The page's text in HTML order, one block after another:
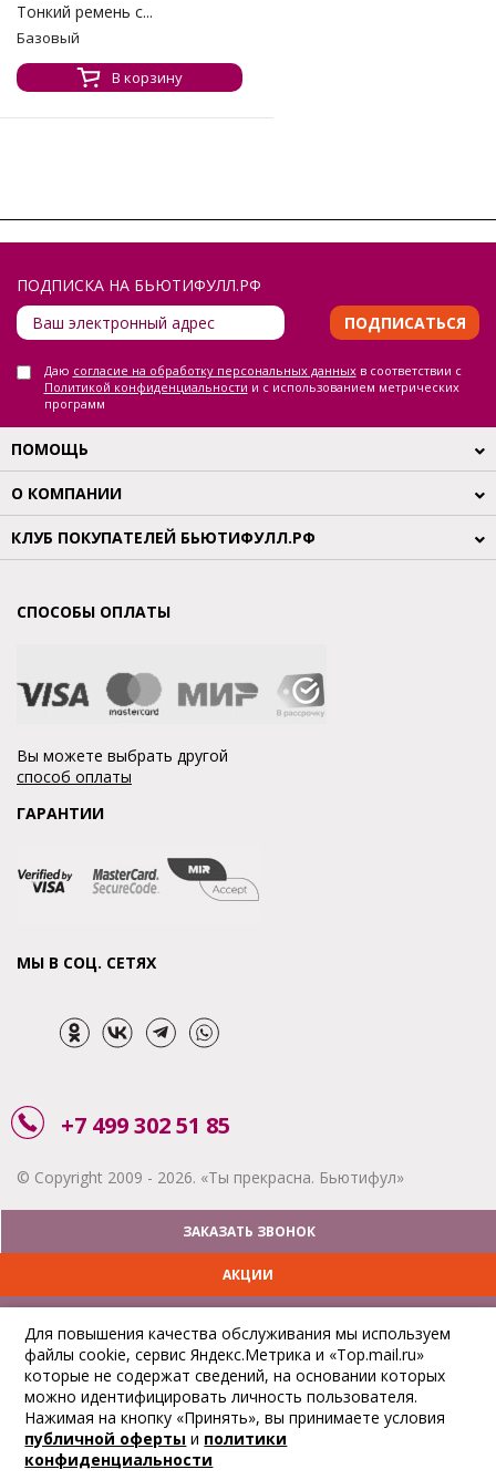
Тонкий ремень с...
Базовый
В корзину
ПОДПИСКА НА БЬЮТИФУЛЛ.РФ
ПОДПИСАТЬСЯ
Даю согласие на обработку персональных данныхв соответствии с
Политикой конфиденциальности и с использованием метрических
программ
ПОМОЩЬ
О КОМПАНИИ
КЛУБ ПОКУПАТЕЛЕЙ БЬЮТИФУЛЛ.РФ
СПОСОБЫ ОПЛАТЫ
Вы можете выбрать другой
способ оплаты
ГАРАНТИИ
МЫ В СОЦ. СЕТЯХ
+7 499 302 51 85
© Copyright 2009 - 2026. «Ты прекрасна. Бьютифул»
ЗАКАЗАТЬ ЗВОНОК
АКЦИИ
ОПЛАТА
ОТСЛЕДИТЬ ЗАКАЗ
Для повышения качества обслуживания мы используем
файлы cookie, сервис Яндекс.Метрика и «Top.mail.ru»
которые не содержат сведений, на основании которых
можно идентифицировать личность пользователя.
Нажимая на кнопку «Принять», вы принимаете условия
публичной оферты и политики
конфиденциальности